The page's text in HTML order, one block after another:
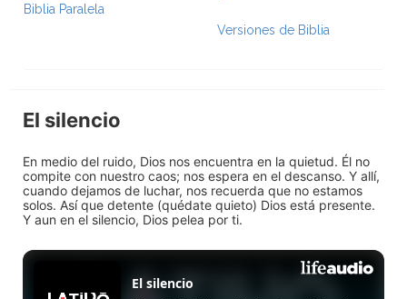
Biblia Paralela
Versiones de Biblia
El silencio
En medio del ruido, Dios nos encuentra en la quietud. Él no
compite con nuestro caos; nos espera en el descanso. Y allí,
cuando dejamos de luchar, nos recuerda que no estamos
solos. Así que detente (quédate quieto) Dios está presente.
Y aun en el silencio, Dios pelea por ti.